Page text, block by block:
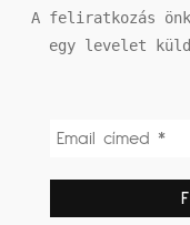
A feliratkozás
egy levelet